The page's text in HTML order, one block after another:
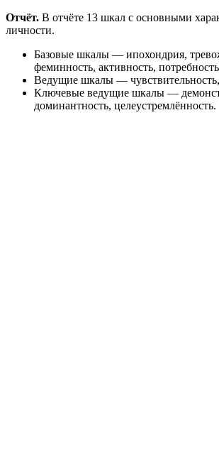
Отчёт. В отчёте 13 шкал с основными
личности.
Базовые шкалы — ипохондрия,
феминность, активность,
Ведущие шкалы — чувствительность,
Ключевые ведущие шкалы —
доминантность, целеустремлённость.